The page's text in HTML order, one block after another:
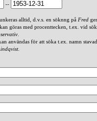
--
alltid, d.v.s. en söknng på Fred
göras med procenttecken, t.ex. vid
användas för att söka t.ex. namn
.